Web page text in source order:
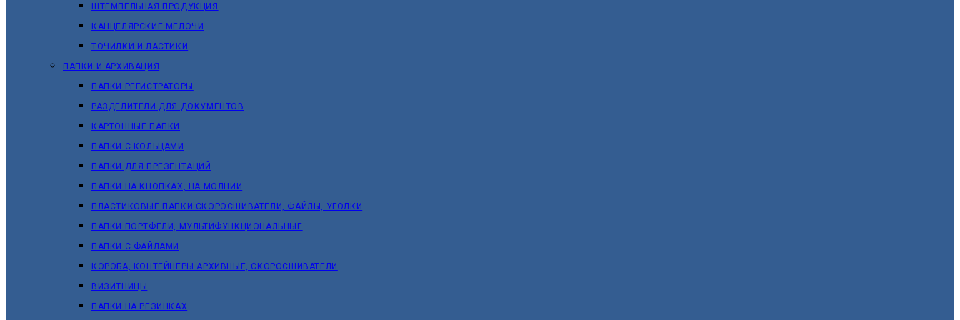
ШТЕМПЕЛЬНАЯ ПРОДУКЦИЯ
КАНЦЕЛЯРСКИЕ МЕЛОЧИ
ТОЧИЛКИ И ЛАСТИКИ
ПАПКИ И АРХИВАЦИЯ
ПАПКИ РЕГИСТРАТОРЫ
РАЗДЕЛИТЕЛИ ДЛЯ ДОКУМЕНТОВ
КАРТОННЫЕ ПАПКИ
ПАПКИ С КОЛЬЦАМИ
ПАПКИ ДЛЯ ПРЕЗЕНТАЦИЙ
ПАПКИ НА КНОПКАХ, НА МОЛНИИ
ПЛАСТИКОВЫЕ ПАПКИ СКОРОСШИВАТЕЛИ, ФАЙЛЫ, УГОЛКИ
ПАПКИ ПОРТФЕЛИ, МУЛЬТИФУНКЦИОНАЛЬНЫЕ
ПАПКИ С ФАЙЛАМИ
КОРОБА, КОНТЕЙНЕРЫ АРХИВНЫЕ, СКОРОСШИВАТЕЛИ
ВИЗИТНИЦЫ
ПАПКИ НА РЕЗИНКАХ